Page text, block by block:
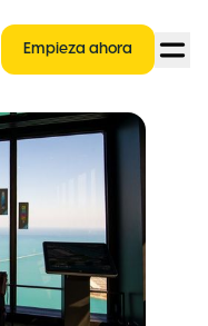
Empieza ahora